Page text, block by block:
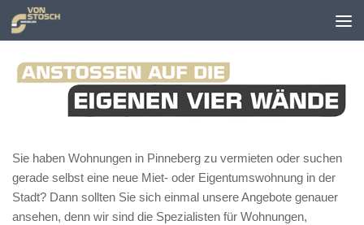
Zum Inhalt springen
Sie haben Wohnungen in Pinneberg zu vermieten oder suchen
gerade selbst eine neue Miet- oder Eigentumswohnung in der
Stadt? Dann sollten Sie sich einmal unsere Angebote genauer
ansehen, denn wir sind die Spezialisten für Wohnungen,